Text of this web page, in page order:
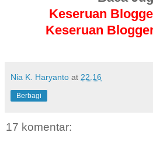
Keseruan
Keseruan
Nia K. Haryanto at 22.16
Berbagi
17 komentar: